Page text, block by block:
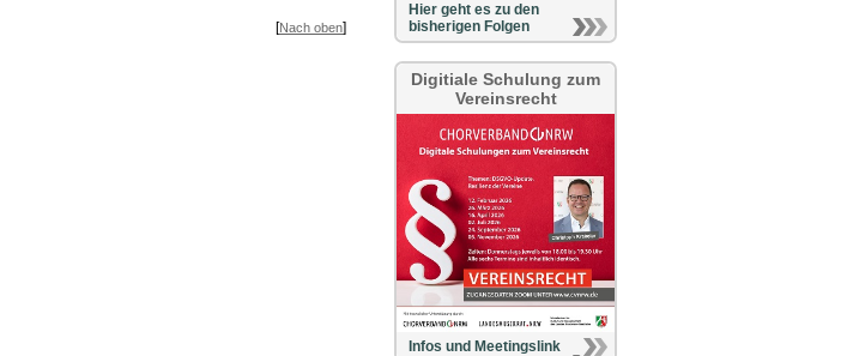
Hier geht es zu den
bisherigen Folgen
Digitiale Schulung zum
Vereinsrecht
Infos und Meetingslink
[Nach oben]